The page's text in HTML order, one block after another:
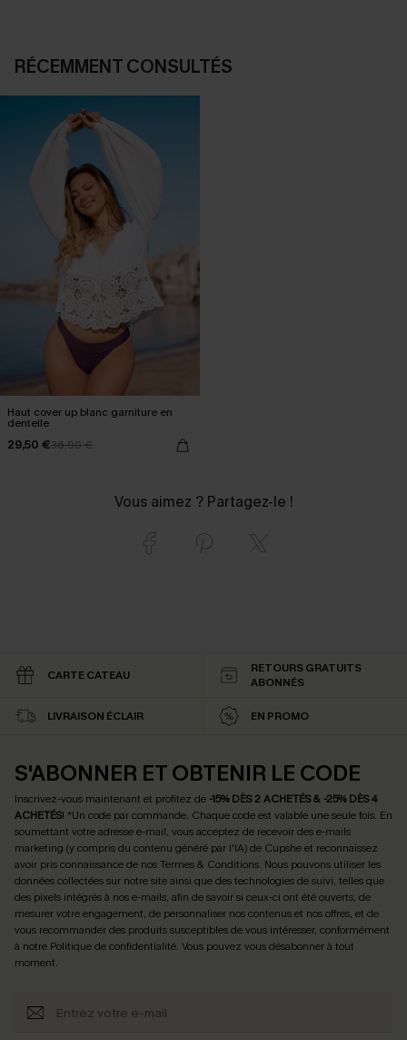
RÉCEMMENT CONSULTÉS
Haut cover up blanc garniture en
dentelle
29,50 €36,90 €
Vous aimez ? Partagez-le !
CARTE CATEAU
RETOURS GRATUITS
ABONNÉS
LIVRAISON ÉCLAIR EN PROMO
S'ABONNER ET OBTENIR LE CODE
Inscrivez-vous maintenant et profitez de -15% DÈS 2 ACHETÉS & -25% DÈS 4
ACHETÉS! *Un code par commande. Chaque code est valable une seule fois. En
soumettant votre adresse e-mail, vous acceptez de recevoir des e-mails
marketing (y compris du contenu généré par l'IA) de Cupshe et reconnaissez
avoir pris connaissance de nosTermes & Conditions. Nous pouvons utiliser les
données collectées sur notre site ainsi que des technologies de suivi, telles que
des pixels intégrés à nos e-mails, afin de savoir si ceux-ci ont été ouverts, de
mesurer votre engagement, de personnaliser nos contenus et nos offres, et de
vous recommander des produits susceptibles de vous intéresser, conformément
à notre Politique de confidentialité. Vous pouvez vous désabonner à tout
moment.